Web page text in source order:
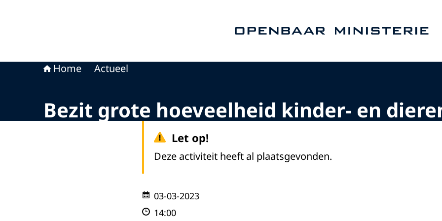
Home Actueel
Bezit grote hoeveelheid kinder- en
Let op!
Deze activiteit heeft al plaatsgevonden.
03-03-2023
14:00